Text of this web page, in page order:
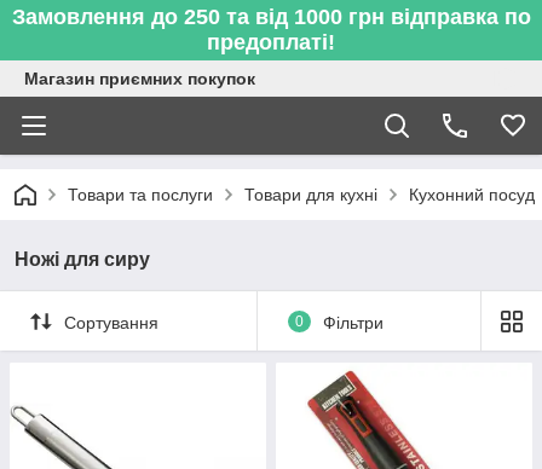
Замовлення до 250 та від 1000 грн відправка по
предоплаті!
Магазин приємних покупок
Товари та послуги Товари для кухні Кухонний посуд
Ножі для сиру
Сортування 0 Фільтри